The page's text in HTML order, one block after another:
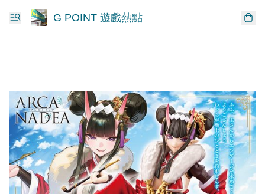
G POINT 遊戲熱點